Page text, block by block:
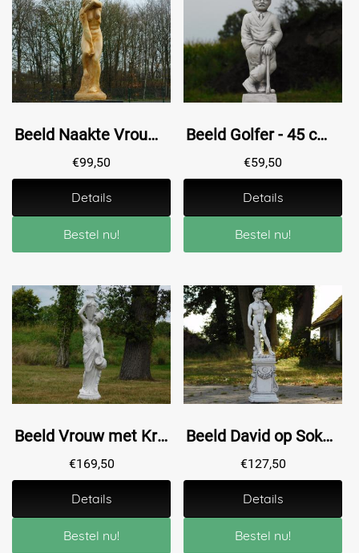
Beeld Naakte Vrouw - 70 cm - Polystone
€99,50
Details
Bestel nu!
Beeld Golfer - 45 cm - Steen
€59,50
Details
Bestel nu!
Beeld Vrouw met Kruiken - 130 cm - Polystone
€169,50
Details
Bestel nu!
Beeld David op Sokkel - 88 cm - Steen
€127,50
Details
Bestel nu!